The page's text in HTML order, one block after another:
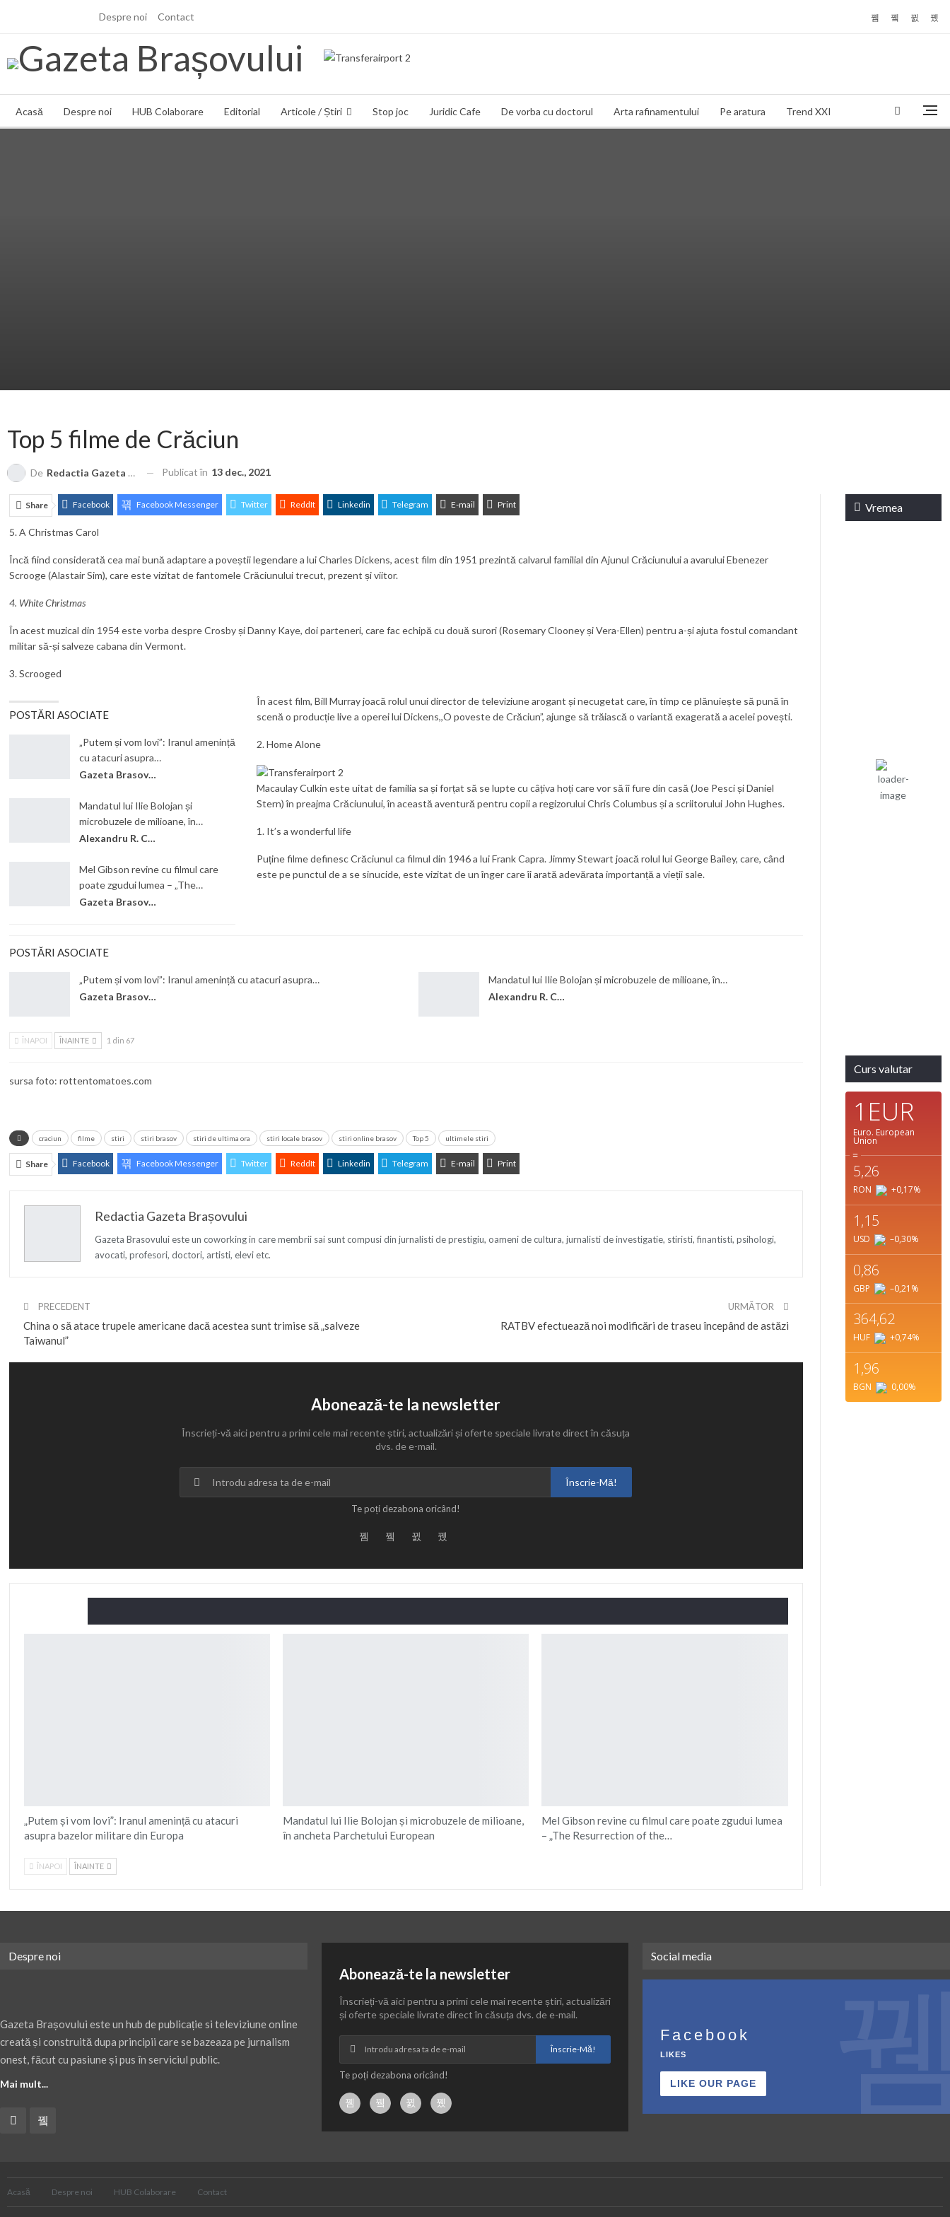
Despre noi Contact
Acasă Despre noi HUB Colaborare Editorial Articole / Știri Stop joc Juridic Cafe De vorba cu doctorul Arta rafinamentului Pe aratura Trend XXI
Top 5 filme de Crăciun
De Redactia Gazeta Brașovului Publicat în 13 dec., 2021
Share Facebook Facebook Messenger Twitter ReddIt Linkedin Telegram E-mail Print
5. A Christmas Carol
Încă fiind considerată cea mai bună adaptare a poveștii legendare a lui Charles Dickens, acest film din 1951 prezintă calvarul familial din Ajunul Crăciunului a avarului Ebenezer
Scrooge (Alastair Sim), care este vizitat de fantomele Crăciunului trecut, prezent și viitor.
4. White Christmas
În acest muzical din 1954 este vorba despre Crosby și Danny Kaye, doi parteneri, care fac echipă cu două surori (Rosemary Clooney și Vera-Ellen) pentru a-și ajuta fostul comandant
militar să-și salveze cabana din Vermont.
3. Scrooged
POSTĂRI ASOCIATE
„Putem și vom lovi”: Iranul amenință
cu atacuri asupra…
Gazeta Brasovului
Mandatul lui Ilie Bolojan și
microbuzele de milioane, în…
Alexandru R. Cantemir
Mel Gibson revine cu filmul care
poate zgudui lumea – „The…
Gazeta Brasovului
În acest film, Bill Murray joacă rolul unui director de televiziune arogant și necugetat care, în timp ce plănuiește să pună în
scenă o producție live a operei lui Dickens,,O poveste de Crăciun”, ajunge să trăiască o variantă exagerată a acelei povești.
2. Home Alone
Macaulay Culkin este uitat de familia sa și forțat să se lupte cu câțiva hoți care vor să îi fure din casă (Joe Pesci și Daniel
Stern) în preajma Crăciunului, în această aventură pentru copii a regizorului Chris Columbus și a scriitorului John Hughes.
1. It’s a wonderful life
Puține filme definesc Crăciunul ca filmul din 1946 a lui Frank Capra. Jimmy Stewart joacă rolul lui George Bailey, care, când
este pe punctul de a se sinucide, este vizitat de un înger care îi arată adevărata importanță a vieții sale.
POSTĂRI ASOCIATE
„Putem și vom lovi”: Iranul amenință cu atacuri asupra…
Gazeta Brasovului
Mandatul lui Ilie Bolojan și microbuzele de milioane, în…
Alexandru R. Cantemir
ÎNAPOI ÎNAINTE 1 din 67
sursa foto: rottentomatoes.com
craciun filme stiri stiri brasov stiri de ultima ora stiri locale brasov stiri online brasov Top 5 ultimele stiri
Share Facebook Facebook Messenger Twitter ReddIt Linkedin Telegram E-mail Print
Redactia Gazeta Brașovului
Gazeta Brasovului este un coworking in care membrii sai sunt compusi din jurnalisti de prestigiu, oameni de cultura, jurnalisti de investigatie, stiristi, finantisti, psihologi,
avocati, profesori, doctori, artisti, elevi etc.
PRECEDENT
China o să atace trupele americane dacă acestea sunt trimise să „salveze
Taiwanul”
URMĂTOR
RATBV efectuează noi modificări de traseu începând de astăzi
Abonează-te la newsletter
Înscrieți-vă aici pentru a primi cele mai recente știri, actualizări și oferte speciale livrate direct în căsuța
dvs. de e-mail.
Înscrie-Mă!
Te poți dezabona oricând!
„Putem și vom lovi”: Iranul amenință cu atacuri
asupra bazelor militare din Europa
Mandatul lui Ilie Bolojan și microbuzele de milioane,
în ancheta Parchetului European
Mel Gibson revine cu filmul care poate zgudui lumea
– „The Resurrection of the…
ÎNAPOI ÎNAINTE
Vremea
Vânt:5 mph
Rafală vânturi:
Curs valutar
1EUR
Euro. European
Union
=
5,26
RON +0,17%
1,15
USD –0,30%
0,86
GBP –0,21 %
364,62
HUF +0,74%
1,96
BGN 0,00%
Despre noi
Gazeta Brașovului este un hub de publicație si televiziune online
creată și construită dupa principii care se bazeaza pe jurnalism
onest, făcut cu pasiune și pus în serviciul public.
Mai mult...
Abonează-te la newsletter
Înscrieți-vă aici pentru a primi cele mai recente știri, actualizări
și oferte speciale livrate direct în căsuța dvs. de e-mail.
Înscrie-Mă!
Te poți dezabona oricând!
Social media
Facebook
LIKES
LIKE OUR PAGE
Acasă Despre noi HUB Colaborare Contact